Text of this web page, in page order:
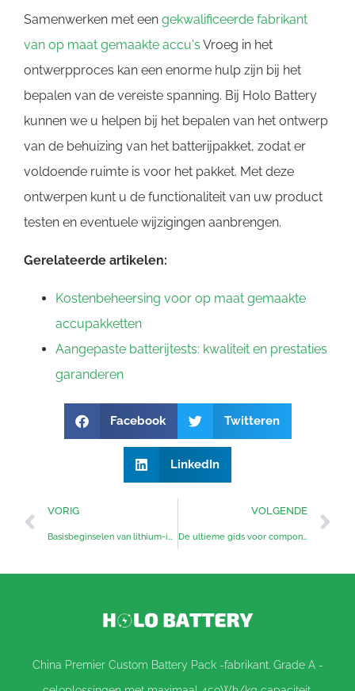
Samenwerken met een gekwalificeerde fabrikant
van op maat gemaakte accu's Vroeg in het
ontwerpproces kan een enorme hulp zijn bij het
bepalen van de vereiste spanning. Bij Holo Battery
kunnen we u helpen bij het bepalen van het ontwerp
van de behuizing van het batterijpakket, zodat er
voldoende ruimte is voor het pakket. Met deze
ontwerpen kunt u de functionaliteit van uw product
testen en eventuele wijzigingen aanbrengen.
Gerelateerde artikelen:
Kostenbeheersing voor op maat gemaakte
accupakketten
Aangepaste batterijtests: kwaliteit en prestaties
garanderen
Facebook Twitteren
LinkedIn
VORIG
Basisbeginselen van lithium-ionbatterijen: hoe ze werken, waarom ze falen en hoe u dit kunt voorkomen
VOLGENDE
De ultieme gids voor componenten van lithium-ionbatterijpakketten
China Premier Custom Battery Pack -fabrikant. Grade A -